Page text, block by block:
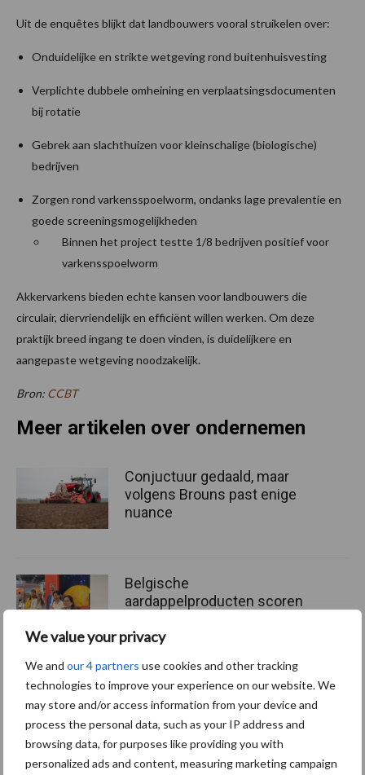
We value your privacy
We and our 4 partners use cookies and other tracking
technologies to improve your experience on our website. We
may store and/or access information from your device and
process the personal data, such as your IP address and
browsing data, for purposes like providing you with
personalized ads and content, measuring marketing campaign
Uit de enquêtes blijkt dat landbouwers vooral struikelen over:
Onduidelijke en strikte wetgeving rond buitenhuisvesting
Verplichte dubbele omheining en verplaatsingsdocumenten
bij rotatie
Gebrek aan slachthuizen voor kleinschalige (biologische)
bedrijven
Zorgen rond varkensspoelworm, ondanks lage prevalentie en
goede screeningsmogelijkheden
Binnen het project testte 1/8 bedrijven positief voor
varkensspoelworm
Akkervarkens bieden echte kansen voor landbouwers die
circulair, diervriendelijk en efficiënt willen werken. Om deze
praktijk breed ingang te doen vinden, is duidelijkere en
aangepaste wetgeving noodzakelijk.
Bron: CCBT
Meer artikelen over ondernemen
Conjuctuur gedaald, maar
volgens Brouns past enige
nuance
Belgische
aardappelproducten scoren
Singapore
Europees Parlement wil
hoger landbouwbudget in
volgende EU-begroting